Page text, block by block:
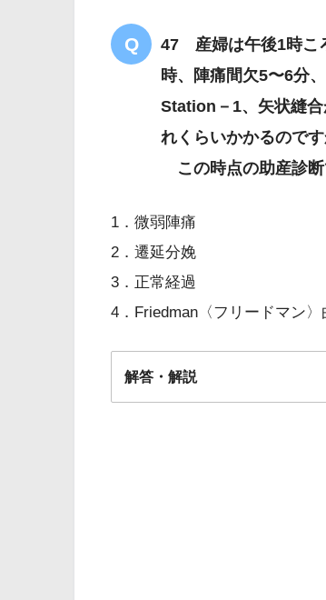
47 産婦は午後1時こ
時、陣痛間欠5〜6分
Station－1、矢状縫
れくらいかかるのです
この時点の助産診断
1．微弱陣痛
2．遷延分娩
3．正常経過
4．Friedman〈フリードマン
解答・解説